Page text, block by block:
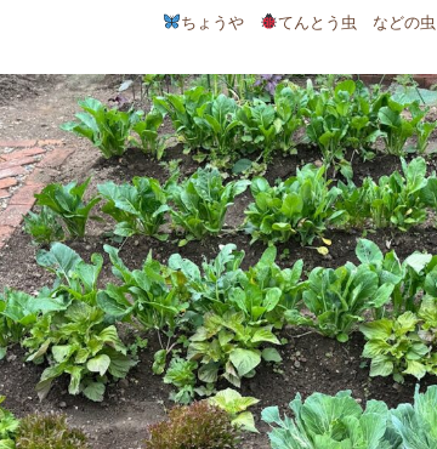
ちょうや
てんとう虫 などの虫